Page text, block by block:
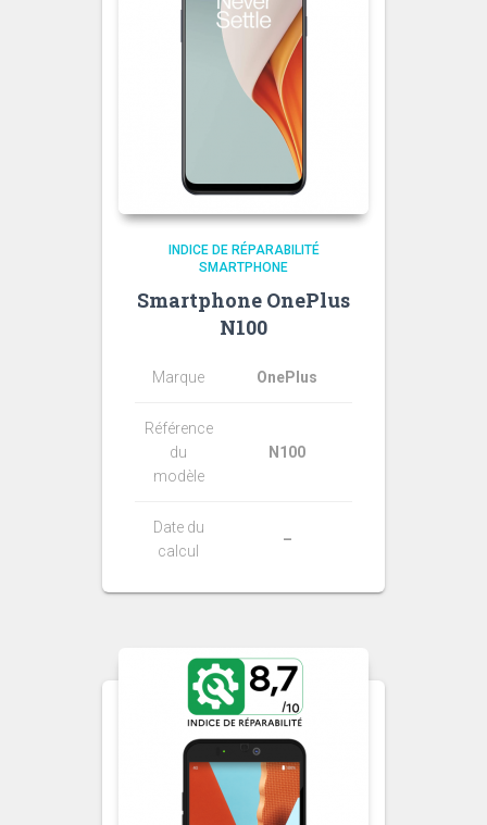
INDICE DE RÉPARABILITÉ
SMARTPHONE
Smartphone OnePlus
N100
Marque OnePlus
Référence
du
modèle
N100
Date du
calcul
–